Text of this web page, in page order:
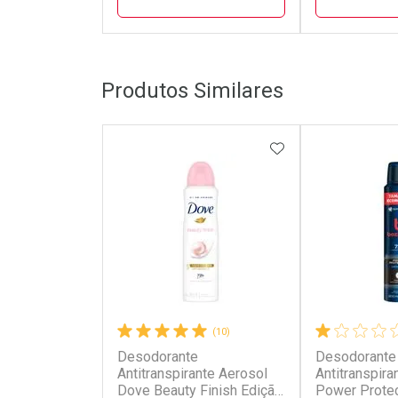
Laboratório
Ativar Desconto
Por Menos
Ativar
Produtos Similares
(10)
Desodorante
Antitranspirante Aerosol
Dove Beauty Finish Edição
ADICIONAR AOS
Desodorante
Power